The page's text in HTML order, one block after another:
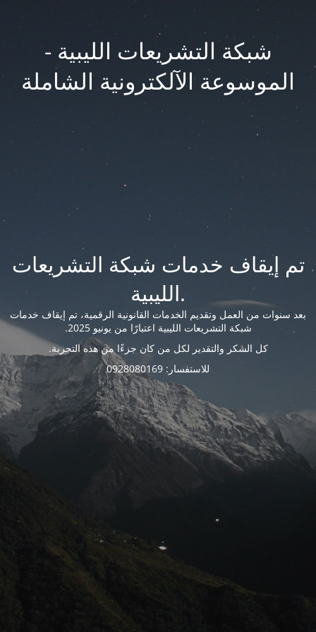
شبكة التشريعات الليبية -
الموسوعة الآلكترونية الشاملة
تم إيقاف خدمات شبكة التشريعات
الليبية.
بعد سنوات من العمل وتقديم الخدمات القانونية الرقمية، تم إيقاف خدمات
شبكة التشريعات الليبية اعتبارًا من يونيو 2025.
كل الشكر والتقدير لكل من كان جزءًا من هذه التجربة.
للاستفسار: 0928080169